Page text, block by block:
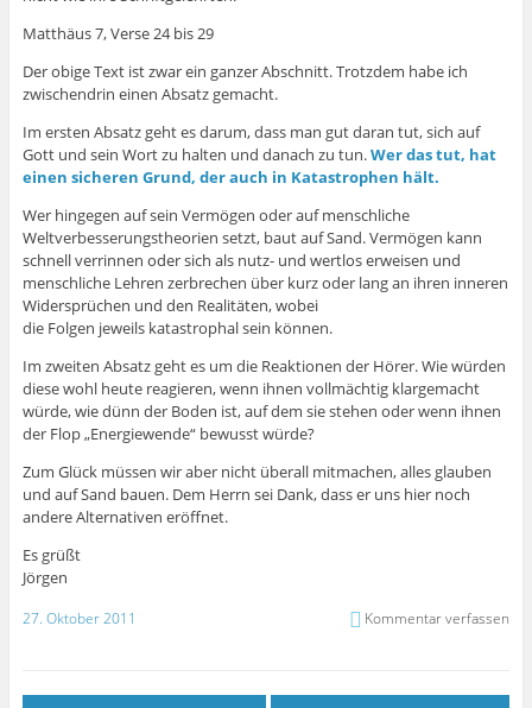
Matthäus 7, Verse 24 bis 29
Der obige Text ist zwar ein ganzer Abschnitt. Trotzdem habe ich
zwischendrin einen Absatz gemacht.
Im ersten Absatz geht es darum, dass man gut daran tut, sich auf
Gott und sein Wort zu halten und danach zu tun.Wer das tut, hat
einen sicheren Grund, der auch in Katastrophen hält.
Wer hingegen auf sein Vermögen oder auf menschliche
Weltverbesserungstheorien setzt, baut auf Sand. Vermögen kann
schnell verrinnen oder sich als nutz- und wertlos erweisen und
menschliche Lehren zerbrechen über kurz oder lang an ihren inneren
Widersprüchen und den Realitäten, wobei
die Folgen jeweils katastrophal sein können.
Im zweiten Absatz geht es um die Reaktionen der Hörer. Wie würden
diese wohl heute reagieren, wenn ihnen vollmächtig klargemacht
würde, wie dünn der Boden ist, auf dem sie stehen oder wenn ihnen
der Flop „Energiewende“ bewusst würde?
Zum Glück müssen wir aber nicht überall mitmachen, alles glauben
und auf Sand bauen. Dem Herrn sei Dank, dass er uns hier noch
andere Alternativen eröffnet.
Es grüßt
Jörgen
27. Oktober 2011 Kommentar verfassen